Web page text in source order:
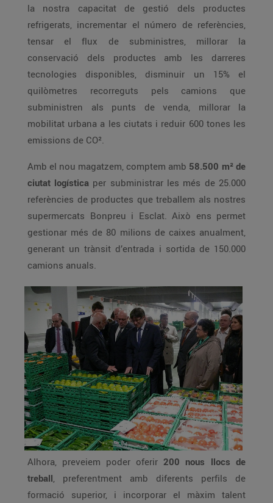
la nostra capacitat de gestió dels productes
refrigerats, incrementar el número de referències,
tensar el flux de subministres, millorar la
conservació dels productes amb les darreres
tecnologies disponibles, disminuir un 15% el
quilòmetres recorreguts pels camions que
subministren als punts de venda, millorar la
mobilitat urbana a les ciutats i reduir 600 tones les
emissions de CO².
Amb el nou magatzem, comptem amb 58.500 m² de
ciutat logística per subministrar les més de 25.000
referències de productes que treballem als nostres
supermercats Bonpreu i Esclat. Això ens permet
gestionar més de 80 milions de caixes anualment,
generant un trànsit d’entrada i sortida de 150.000
camions anuals.
Alhora, preveiem poder oferir 200 nous llocs de
treball , preferentment amb diferents perfils de
formació superior, i incorporar el màxim talent